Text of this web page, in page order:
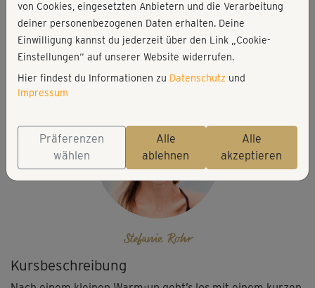
Kursbeschreibung
16 Min
80 kcal
Stefanie Rohr
Matte
Stefanie Rohr
von Cookies, eingesetzten Anbietern und die Verarbeitung
deiner personenbezogenen Daten erhalten. Deine
Einwilligung kannst du jederzeit über den Link „Cookie-
Einstellungen“ auf unserer Website widerrufen.
Hier findest du Informationen zu Datenschutz und
Impressum
Präferenzen
wählen
Alle
ablehnen
Alle
akzeptieren